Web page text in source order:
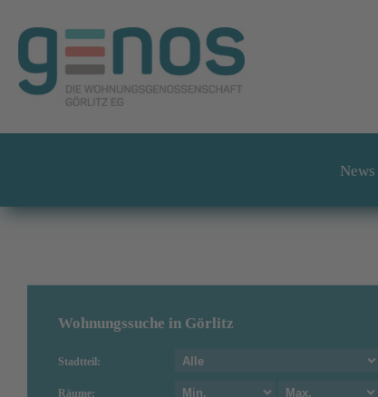
News
Wohnungssuche in Görlitz
Stadtteil:
Räume: